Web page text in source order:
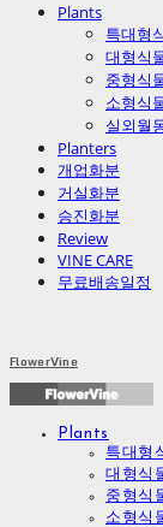
Plants
특대형
대형식
중형식
소형식
실외월
Planters
개업화분
거실화분
승진화분
Review
VINE CARE
무료배송일정
FlowerVine
Plants
특대형
대형식
중형식
소형식